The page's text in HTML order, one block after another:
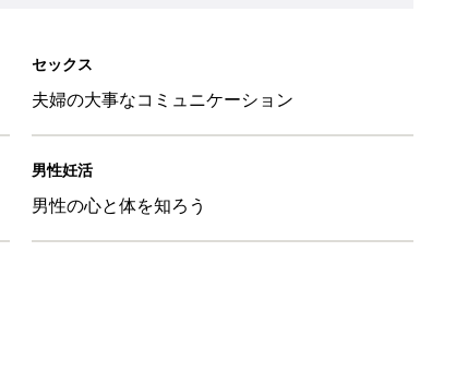
セックス
夫婦の大事なコミュニケーション
男性妊活
男性の心と体を知ろう